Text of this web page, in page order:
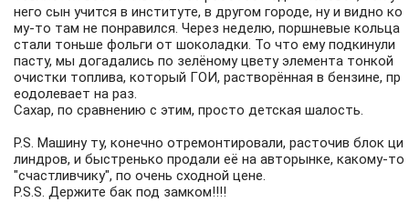
него сын учится в институте, в другом городе, ну и видно ко
му-то там не понравился. Через неделю, поршневые кольца
стали тоньше фольги от шоколадки. То что ему подкинули
пасту, мы догадались по зелёному цвету элемента тонкой
очистки топлива, который ГОИ, растворённая в бензине, пр
еодолевает на раз.
Сахар, по сравнению с этим, просто детская шалость.
P.S. Машину ту, конечно отремонтировали, расточив блок ци
линдров, и быстренько продали её на авторынке, какому-то
"счастливчику", по очень сходной цене.
P.S.S. Держите бак под замком!!!!